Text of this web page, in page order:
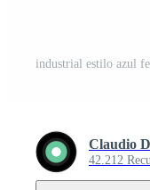
industrial estilo azul
Claudio
42.212